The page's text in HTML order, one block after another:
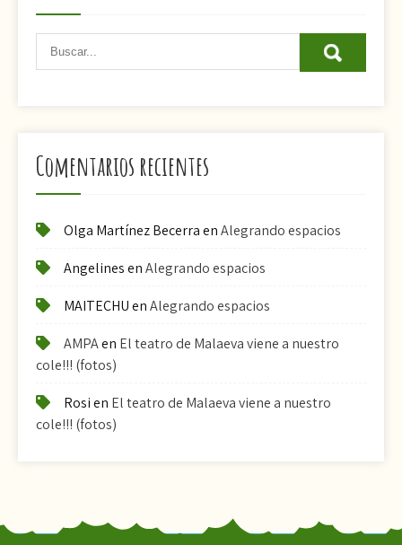
Comentarios recientes
Olga Martínez BecerraenAlegrando espacios
AngelinesenAlegrando espacios
MAITECHUenAlegrando espacios
AMPAen El teatro de Malaeva viene a nuestro
cole!!! (fotos)
Rosien El teatro de Malaeva viene a nuestro
cole!!! (fotos)